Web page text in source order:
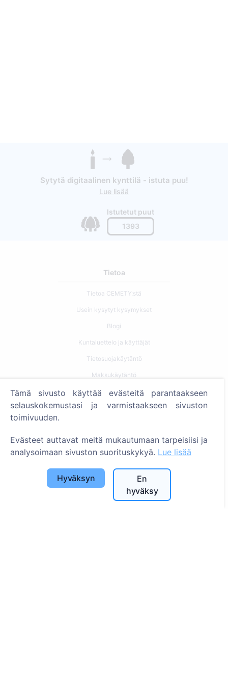
Sytytä digitaalinen kynttilä - istuta puu!
Lue lisää
Istutetut puut
1393
Tietoa
Tietoa CEMETY:stä
Usein kysytyt kysymykset
Blogi
Kuntaluettelo ja käyttäjät
Tietosuojakäytäntö
Maksukäytäntö
Evästeasetukset
Etsi hautausmaita
Palvelut
Yhteystiedot
Tämä sivusto käyttää evästeitä parantaakseen
selauskokemustasi ja varmistaakseen sivuston
toimivuuden.
Evästeet auttavat meitä mukautumaan tarpeisiisi ja
analysoimaan sivuston suorituskykyä. Lue lisää
Hyväksyn
En
hyväksy